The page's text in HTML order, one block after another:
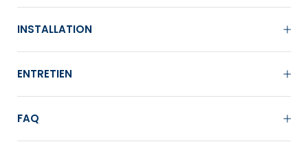
INSTALLATION
ENTRETIEN
FAQ